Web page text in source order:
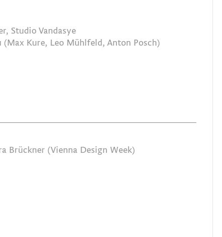
Studio Vandasye
Kure, Leo Mühlfeld, Anton Posch)
Brückner (Vienna Design Week)